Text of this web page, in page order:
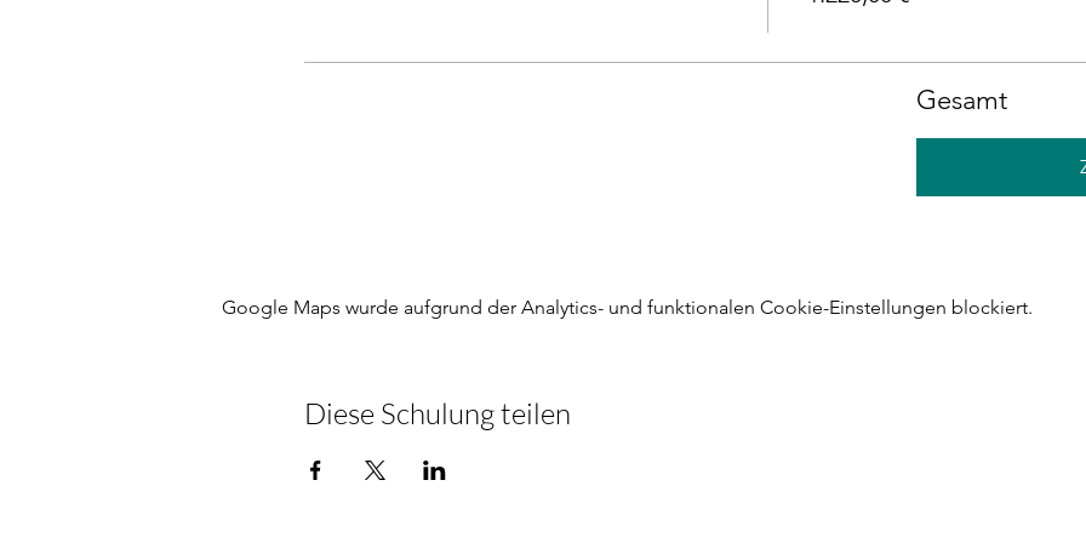
Gesamt
Google Maps wurde aufgrund der Analytics- und funktionalen Cookie-Einstellungen blockiert.
Diese Schulung teilen